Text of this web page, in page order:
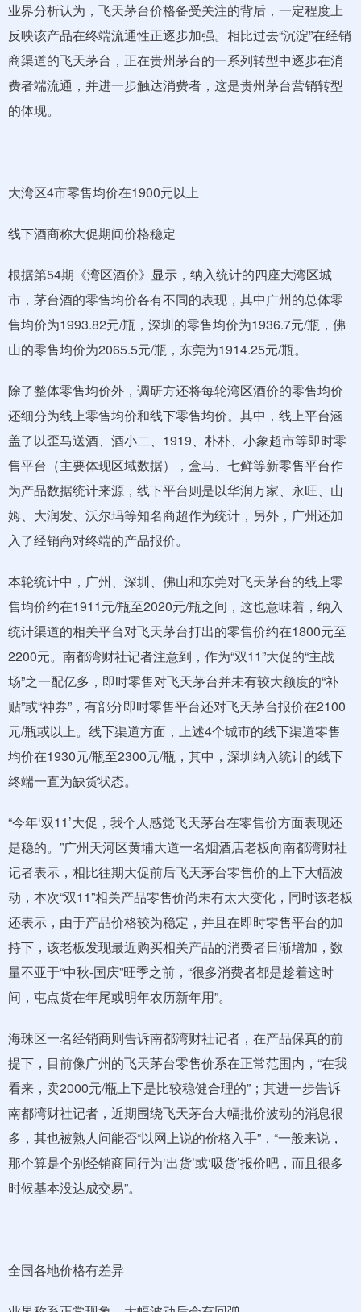
业界分析认为，飞天茅台价格备受关注的背后，一定程度上
反映该产品在终端流通性正逐步加强。相比过去“沉淀”在经销
商渠道的飞天茅台，正在贵州茅台的一系列转型中逐步在消
费者端流通，并进一步触达消费者，这是贵州茅台营销转型
的体现。
大湾区4市零售均价在1900元以上
线下酒商称大促期间价格稳定
根据第54期《湾区酒价》显示，纳入统计的四座大湾区城
市，茅台酒的零售均价各有不同的表现，其中广州的总体零
售均价为1993.82元/瓶，深圳的零售均价为1936.7元/瓶，佛
山的零售均价为2065.5元/瓶，东莞为1914.25元/瓶。
除了整体零售均价外，调研方还将每轮湾区酒价的零售均价
还细分为线上零售均价和线下零售均价。其中，线上平台涵
盖了以歪马送酒、酒小二、1919、朴朴、小象超市等即时零
售平台（主要体现区域数据），盒马、七鲜等新零售平台作
为产品数据统计来源，线下平台则是以华润万家、永旺、山
姆、大润发、沃尔玛等知名商超作为统计，另外，广州还加
入了经销商对终端的产品报价。
本轮统计中，广州、深圳、佛山和东莞对飞天茅台的线上零
售均价约在1911元/瓶至2020元/瓶之间，这也意味着，纳入
统计渠道的相关平台对飞天茅台打出的零售价约在1800元至
2200元。南都湾财社记者注意到，作为“双11”大促的“主战
场”之一配亿多，即时零售对飞天茅台并未有较大额度的“补
贴”或“神券”，有部分即时零售平台还对飞天茅台报价在2100
元/瓶或以上。线下渠道方面，上述4个城市的线下渠道零售
均价在1930元/瓶至2300元/瓶，其中，深圳纳入统计的线下
终端一直为缺货状态。
“今年‘双11’大促，我个人感觉飞天茅台在零售价方面表现还
是稳的。”广州天河区黄埔大道一名烟酒店老板向南都湾财社
记者表示，相比往期大促前后飞天茅台零售价的上下大幅波
动，本次“双11”相关产品零售价尚未有太大变化，同时该老板
还表示，由于产品价格较为稳定，并且在即时零售平台的加
持下，该老板发现最近购买相关产品的消费者日渐增加，数
量不亚于“中秋-国庆”旺季之前，“很多消费者都是趁着这时
间，屯点货在年尾或明年农历新年用”。
海珠区一名经销商则告诉南都湾财社记者，在产品保真的前
提下，目前像广州的飞天茅台零售价系在正常范围内，“在我
看来，卖2000元/瓶上下是比较稳健合理的”；其进一步告诉
南都湾财社记者，近期围绕飞天茅台大幅批价波动的消息很
多，其也被熟人问能否“以网上说的价格入手”，“一般来说，
那个算是个别经销商同行为‘出货’或‘吸货’报价吧，而且很多
时候基本没达成交易”。
全国各地价格有差异